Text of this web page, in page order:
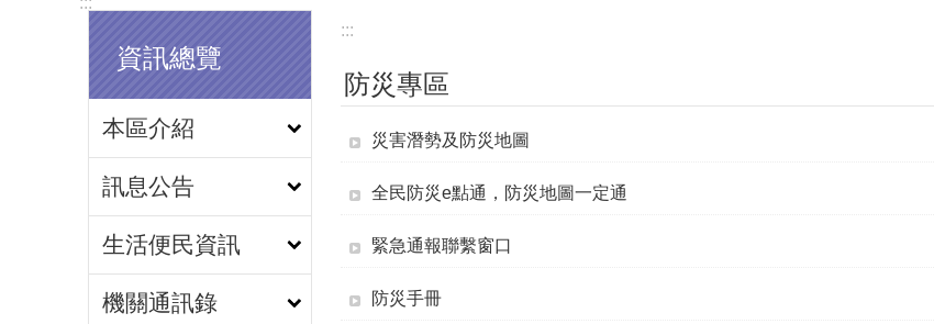
資訊總覽
本區介紹
訊息公告
生活便民資訊
機關通訊錄
:::
防災專區
災害潛勢及防災地圖
全民防災e點通，防災地圖一定通
緊急通報聯繫窗口
防災手冊